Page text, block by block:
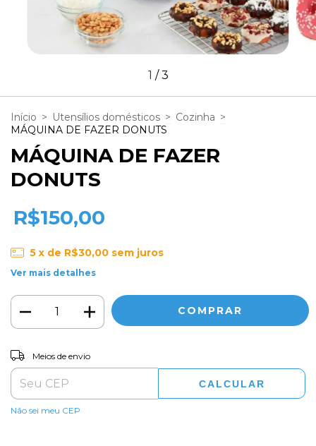
1 /3
Início > Utensílios domésticos > Cozinha >
MÁQUINA DE FAZER DONUTS
MÁQUINA DE FAZER
DONUTS
R$150,00
5 x de R$30,00 sem juros
Ver mais detalhes
Entregas para o CEP:
Meios de envio
CALCULAR
Não sei meu CEP